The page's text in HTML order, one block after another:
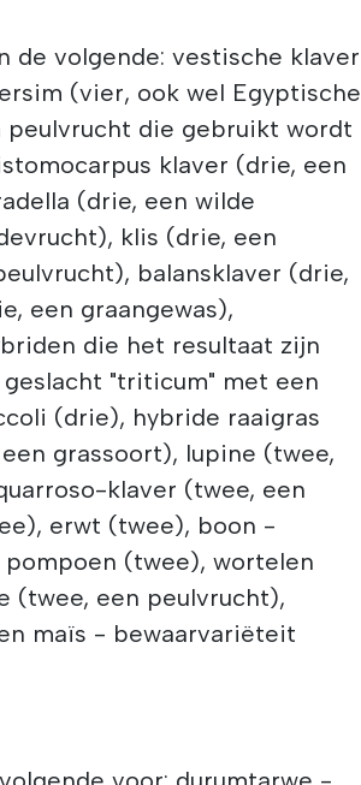
de volgende: vestische klaver
(vier, ook wel Egyptische
peulvrucht die gebruikt wordt
klaver (drie, een
(drie, een wilde
klis (drie, een
balansklaver (drie,
een graangewas),
die het resultaat zijn
"triticum" met een
(drie), hybride raaigras
grassoort), lupine (twee,
klaver (twee, een
erwt (twee), boon -
(twee), wortelen
(twee, een peulvrucht),
maïs - bewaarvariëteit